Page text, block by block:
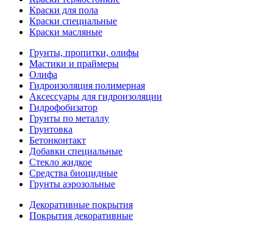
Краски для пола
Краски специальные
Краски масляные
Грунты, пропитки, олифы
Мастики и праймеры
Олифа
Гидроизоляция полимерная
Аксессуары для гидроизоляции
Гидрофобизатор
Грунты по металлу
Грунтовка
Бетонконтакт
Добавки специальные
Стекло жидкое
Средства биоцидные
Грунты аэрозольные
Декоративные покрытия
Покрытия декоративные